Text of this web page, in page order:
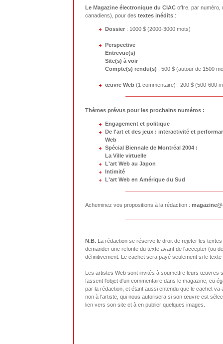
Le Magazine électronique du CIAC offre, par numéro,
canadiens), pour des textes inédits :
Dossier : 1000 $ (2000-3000 mots)
Perspective
Entrevue(s)
Site(s) à voir
Compte(s) rendu(s) : 500 $ (autour de 1500
œuvre Web (1 commentaire) : 200 $ (500-600
Thèmes prévus pour les prochains numéros :
Engagement et politique
De l'art et des jeux : interactivité et
Web
Spécial Biennale de Montréal 2004 :
La Ville virtuelle
L'art Web au Japon
Intimité
L'art Web en Amérique du Sud
Acheminez vos propositions à la rédaction :
N.B. La rédaction se réserve le droit de rejeter les
demander une refonte du texte avant de l'accepter (ou
définitivement. Le cachet sera payé seulement si le texte
Les artistes Web sont invités à soumettre leurs œuvres
fassent l'objet d'un commentaire dans le magazine, eu
par la rédaction, et étant aussi entendu que le cachet va
non à l'artiste, qui nous autorisera si son œuvre est
lien vers son site et à en publier quelques images.